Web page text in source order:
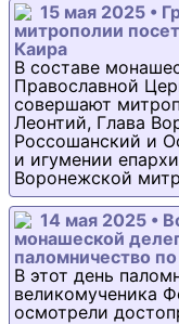
15 мая 2025 •
митрополии
Каира
В составе
Православной
совершают
Леонтий, Глава
Россошанский и
и игумении
Воронежской
14 мая 2025 •
монашеской
паломничество
В этот день
великомученика
осмотрели